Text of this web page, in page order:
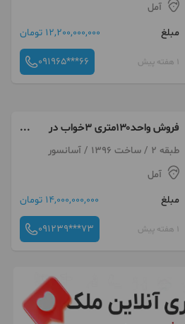
آمل
مبلغ
12,200,000,000 تومان
1 هفته پیش 091965***66
فروش واحد۱۳۰متری ۳خواب در
خیابان هراز
طبقه 2 / ساخت 1396 / آسانسور
آمل
مبلغ
14,000,000,000 تومان
1 هفته پیش 091239***73